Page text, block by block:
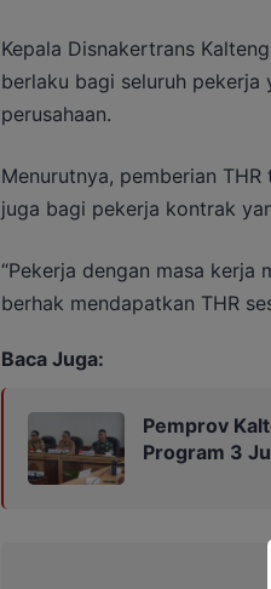
Kepala Disnakertrans
berlaku bagi seluruh pekerja
perusahaan.
Menurutnya, pemberian
juga bagi pekerja kontrak
“Pekerja dengan masa kerja
berhak mendapatkan THR
Baca Juga:
Pemprov
Program 3